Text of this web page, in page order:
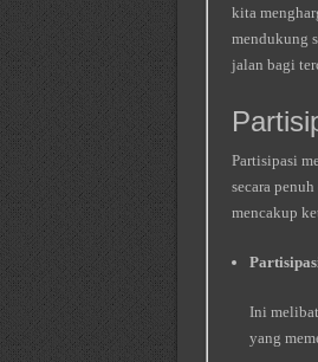
kita
mendukung
jalan bagi
Partisipasi
secara
mencakup
Ini
yang